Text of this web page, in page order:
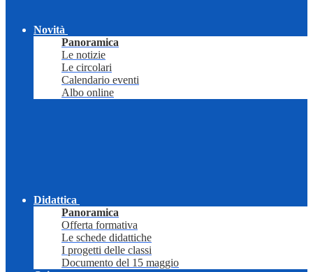
Novità
Panoramica
Le notizie
Le circolari
Calendario eventi
Albo online
Didattica
Panoramica
Offerta formativa
Le schede didattiche
I progetti delle classi
Documento del 15 maggio